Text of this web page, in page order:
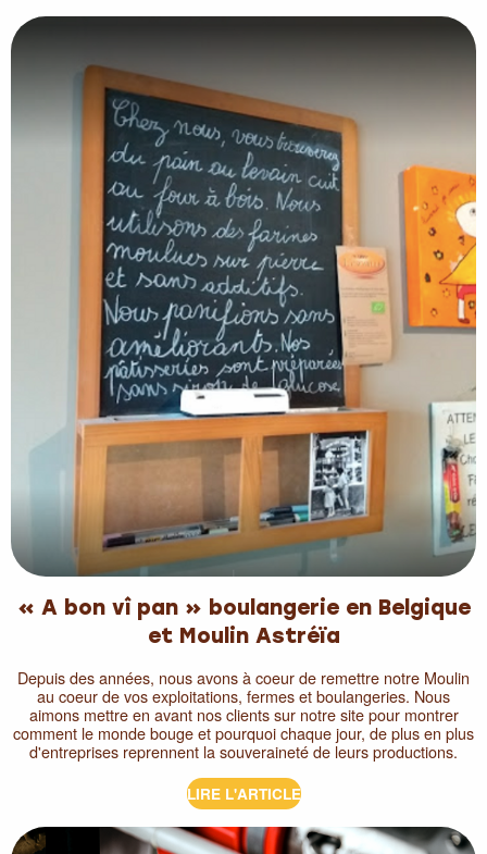
« A bon vî pan » boulangerie en Belgique
et Moulin Astréïa
Depuis des années, nous avons à coeur de remettre notre Moulin
au coeur de vos exploitations, fermes et boulangeries. Nous
aimons mettre en avant nos clients sur notre site pour montrer
comment le monde bouge et pourquoi chaque jour, de plus en plus
d'entreprises reprennent la souveraineté de leurs productions.
LIRE L'ARTICLE